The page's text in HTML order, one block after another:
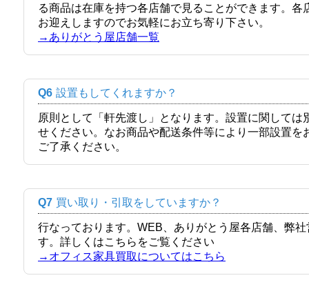
る商品は在庫を持つ各店舗で見ることができます。
お迎えしますのでお気軽にお立ち寄り下さい。
→ありがとう屋店舗一覧
Q6 設置もしてくれますか？
原則として「軒先渡し」となります。設置に関して
せください。なお商品や配送条件等により一部設置
ご了承ください。
Q7 買い取り・引取をしていますか？
行なっております。WEB、ありがとう屋各店舗、弊
す。詳しくはこちらをご覧ください
→オフィス家具買取についてはこちら